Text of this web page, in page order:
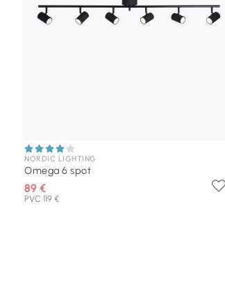
NORDIC LIGHTING
Omega 6 spot
89 €
PVC 119 €